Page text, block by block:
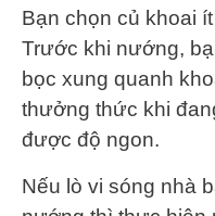
Bạn chọn củ khoai
Trước khi nướng,
bọc xung quanh
thưởng thức khi
được độ ngon.
Nếu lò vi sóng nhà